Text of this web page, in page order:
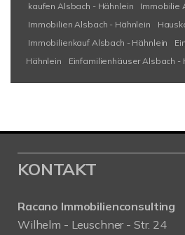
kaufen Alsbach - Hähnlein
Immobilie
Immobilien Alsbach - Hähnlein
Immobilienkauf Alsbach - Hähnlein
Hähnlein
Einfamilienhäuser Alsbach -
KONTAKT
Racano Immobilienconsulting
Wilhelm - Leuschner - Str. 24